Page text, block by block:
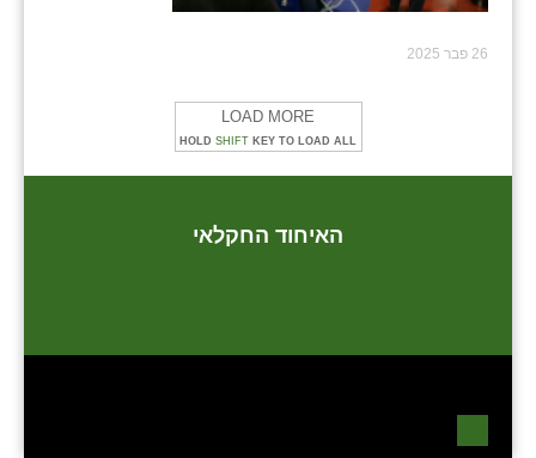
26 פבר 2025
LOAD MORE
HOLD SHIFT KEY TO LOAD ALL
האיחוד החקלאי